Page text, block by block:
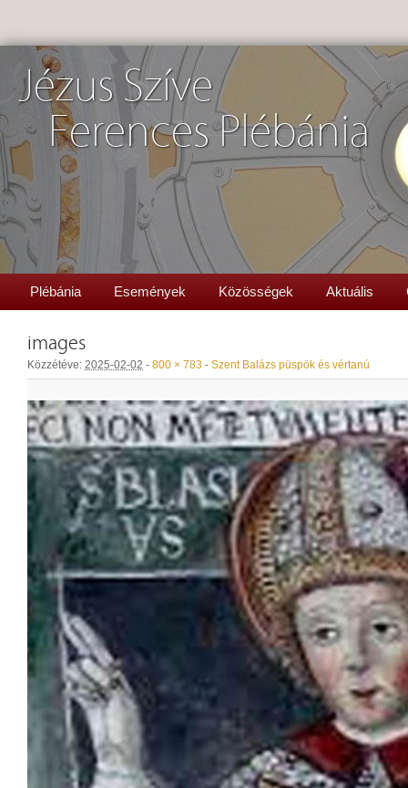
Jézus Szíve
Ferences Plébánia
Plébánia Események Közösségek Aktuális
images
Közzétéve: 2025-02-02 - 800 × 783 - Szent Balázs püspök és vértanú